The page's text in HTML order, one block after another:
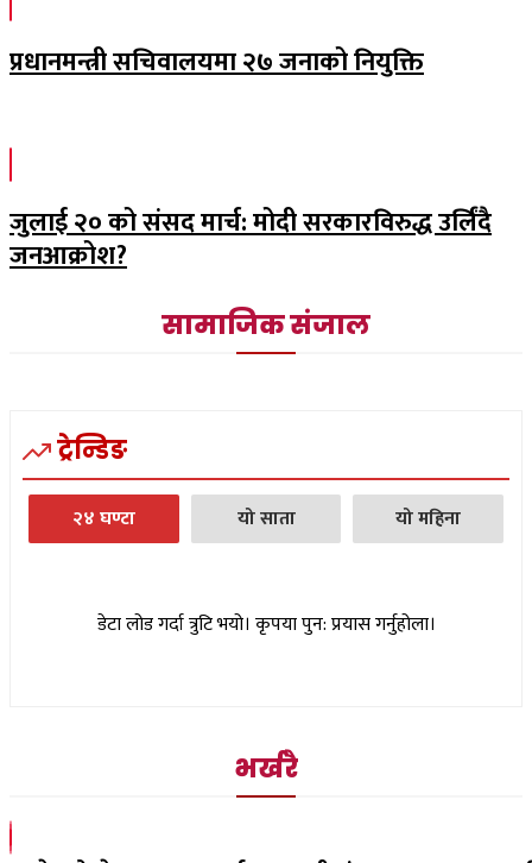
प्रधानमन्त्री सचिवालयमा २७ जनाको नियुक्ति
जुलाई २० को संसद मार्च: मोदी सरकारविरुद्ध उर्लिंदै
जनआक्रोश?
सामाजिक संजाल
ट्रेन्डिङ
२४ घण्टा यो साता यो महिना
डेटा लोड गर्दा त्रुटि भयो। कृपया पुन: प्रयास गर्नुहोला।
भर्खरै